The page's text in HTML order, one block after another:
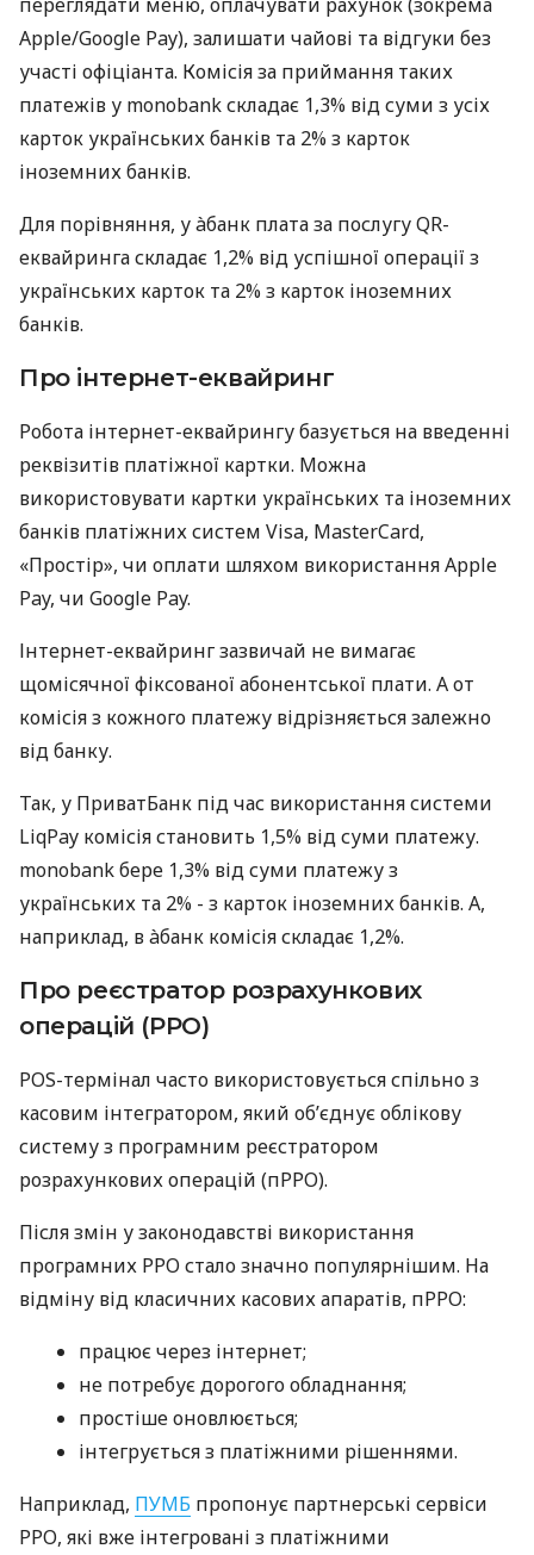
Apple/Google Pay), залишати чайові та відгуки без
участі офіціанта. Комісія за приймання таких
платежів у monobank складає 1,3% від суми з усіх
карток українських банків та 2% з карток
іноземних банків.
Для порівняння, у àбанк плата за послугу QR-
еквайринга складає 1,2% від успішної операції з
українських карток та 2% з карток іноземних
банків.
Про інтернет-еквайринг
Робота інтернет-еквайрингу базується на введенні
реквізитів платіжної картки. Можна
використовувати картки українських та іноземних
банків платіжних систем Visa, MasterCard,
«Простір», чи оплати шляхом використання Apple
Pay, чи Google Pay.
Інтернет-еквайринг зазвичай не вимагає
щомісячної фіксованої абонентської плати. А от
комісія з кожного платежу відрізняється залежно
від банку.
Так, у ПриватБанк під час використання системи
LiqPay комісія становить 1,5% від суми платежу.
monobank бере 1,3% від суми платежу з
українських та 2% - з карток іноземних банків. А,
наприклад, в àбанк комісія складає 1,2%.
Про реєстратор розрахункових
операцій (РРО)
POS-термінал часто використовується спільно з
касовим інтегратором, який об’єднує облікову
систему з програмним реєстратором
розрахункових операцій (пРРО).
Після змін у законодавстві використання
програмних РРО стало значно популярнішим. На
відміну від класичних касових апаратів, пРРО:
працює через інтернет;
не потребує дорогого обладнання;
простіше оновлюється;
інтегрується з платіжними рішеннями.
Наприклад, ПУМБ пропонує партнерські сервіси
РРО, які вже інтегровані з платіжними